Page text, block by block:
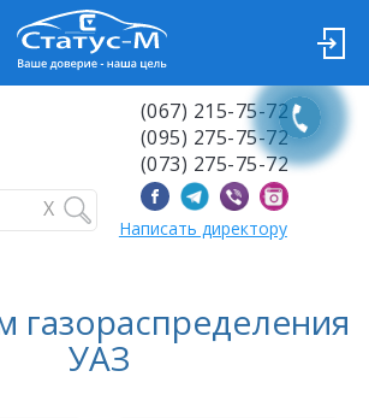
X
(067) 215-75-72
(095) 275-75-72
(073) 275-75-72
Написать директору
газораспределения
УАЗ